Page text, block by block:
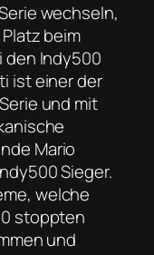
wechseln,
beim
den Indy500
ist einer der
und mit
Mario
Sieger.
welche
stoppten
und